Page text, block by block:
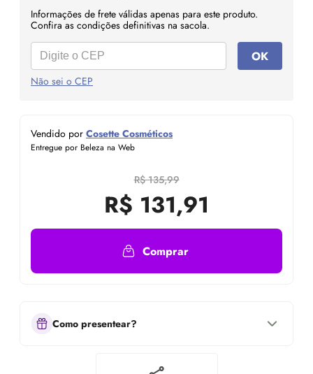
Informações de frete válidas apenas para este produto.
Confira as condições definitivas na sacola.
OK
Não sei o CEP
Vendido por Cosette Cosméticos
Entregue por Beleza na Web
R$ 135,99
R$ 131,91
Comprar
Como presentear?